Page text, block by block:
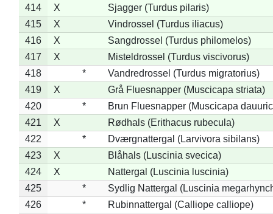
414
X
Sjagger (Turdus pilaris)
415
X
Vindrossel (Turdus iliacus)
416
X
Sangdrossel (Turdus philomelos)
417
X
Misteldrossel (Turdus viscivorus)
418
*
Vandredrossel (Turdus migratorius)
419
X
Grå Fluesnapper (Muscicapa striata)
420
*
Brun Fluesnapper (Muscicapa
421
X
Rødhals (Erithacus rubecula)
422
*
Dværgnattergal (Larvivora sibilans)
423
X
Blåhals (Luscinia svecica)
424
X
Nattergal (Luscinia luscinia)
425
*
Sydlig Nattergal (Luscinia
426
*
Rubinnattergal (Calliope calliope)